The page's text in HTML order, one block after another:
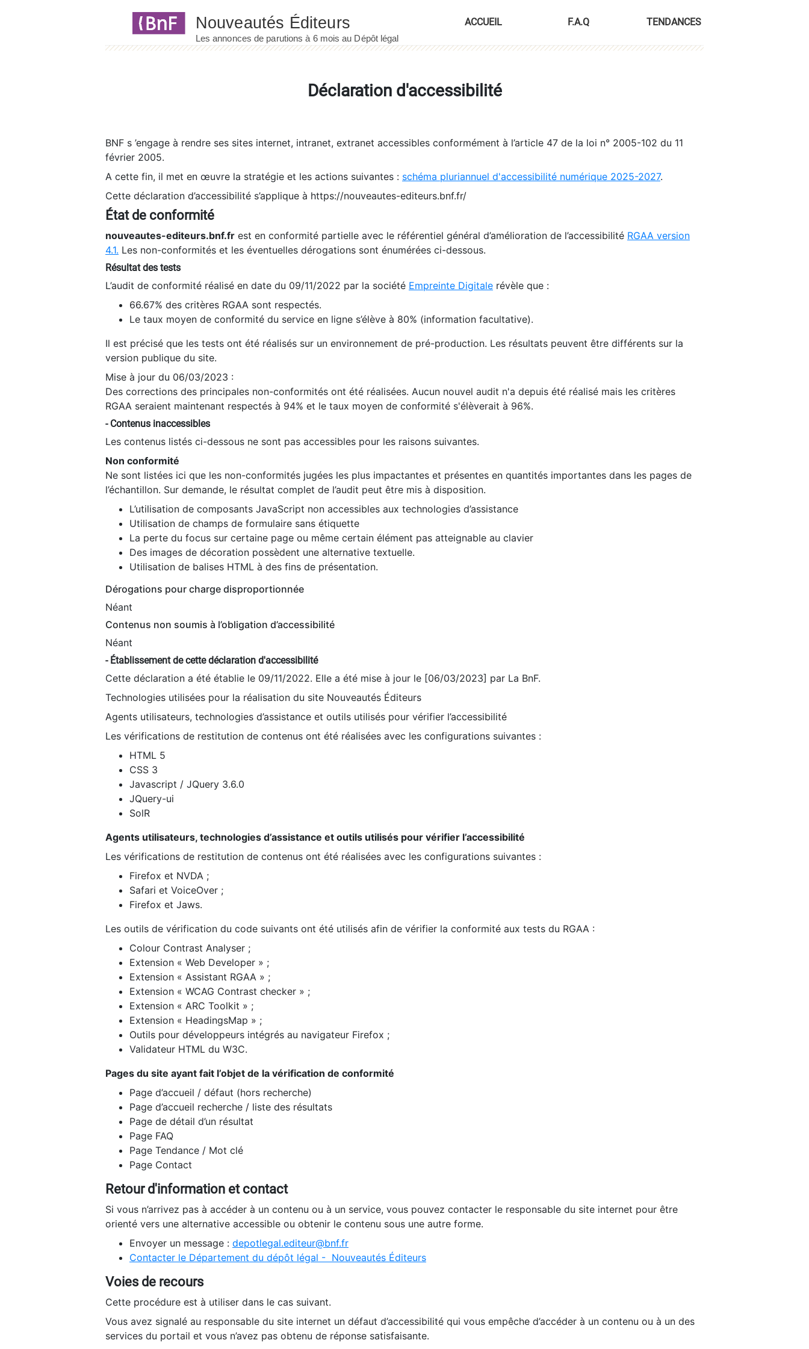
ACCUEIL F.A.Q TENDANCES
Déclaration d'accessibilité
BNF s ’engage à rendre ses sites internet, intranet, extranet accessibles conformément à l’article 47 de la loi n° 2005-102 du 11
février 2005.
A cette fin, il met en œuvre la stratégie et les actions suivantes : schéma pluriannuel d'accessibilité numérique 2025-2027.
Cette déclaration d’accessibilité s’applique à https://nouveautes-editeurs.bnf.fr/
État de conformité
nouveautes-editeurs.bnf.fr est en conformité partielle avec le référentiel général d’amélioration de l’accessibilité RGAA version
4.1. Les non-conformités et les éventuelles dérogations sont énumérées ci-dessous.
Résultat des tests
L’audit de conformité réalisé en date du 09/11/2022 par la société Empreinte Digitale révèle que :
66.67% des critères RGAA sont respectés.
Le taux moyen de conformité du service en ligne s’élève à 80% (information facultative).
Il est précisé que les tests ont été réalisés sur un environnement de pré-production. Les résultats peuvent être différents sur la
version publique du site.
Mise à jour du 06/03/2023 :
Des corrections des principales non-conformités ont été réalisées. Aucun nouvel audit n'a depuis été réalisé mais les critères
RGAA seraient maintenant respectés à 94% et le taux moyen de conformité s'élèverait à 96%.
- Contenus inaccessibles
Les contenus listés ci-dessous ne sont pas accessibles pour les raisons suivantes.
Non conformité
Ne sont listées ici que les non-conformités jugées les plus impactantes et présentes en quantités importantes dans les pages de
l’échantillon. Sur demande, le résultat complet de l’audit peut être mis à disposition.
L’utilisation de composants JavaScript non accessibles aux technologies d’assistance
Utilisation de champs de formulaire sans étiquette
La perte du focus sur certaine page ou même certain élément pas atteignable au clavier
Des images de décoration possèdent une alternative textuelle.
Utilisation de balises HTML à des fins de présentation.
Dérogations pour charge disproportionnée
Néant
Contenus non soumis à l’obligation d’accessibilité
Néant
- Établissement de cette déclaration d'accessibilité
Cette déclaration a été établie le 09/11/2022. Elle a été mise à jour le [06/03/2023] par La BnF.
Technologies utilisées pour la réalisation du site Nouveautés Éditeurs
Agents utilisateurs, technologies d’assistance et outils utilisés pour vérifier l’accessibilité
Les vérifications de restitution de contenus ont été réalisées avec les configurations suivantes :
HTML 5
CSS 3
Javascript / JQuery 3.6.0
JQuery-ui
SolR
Agents utilisateurs, technologies d’assistance et outils utilisés pour vérifier l’accessibilité
Les vérifications de restitution de contenus ont été réalisées avec les configurations suivantes :
Firefox et NVDA ;
Safari et VoiceOver ;
Firefox et Jaws.
Les outils de vérification du code suivants ont été utilisés afin de vérifier la conformité aux tests du RGAA :
Colour Contrast Analyser ;
Extension « Web Developer » ;
Extension « Assistant RGAA » ;
Extension « WCAG Contrast checker » ;
Extension « ARC Toolkit » ;
Extension « HeadingsMap » ;
Outils pour développeurs intégrés au navigateur Firefox ;
Validateur HTML du W3C.
Pages du site ayant fait l’objet de la vérification de conformité
Page d’accueil / défaut (hors recherche)
Page d’accueil recherche / liste des résultats
Page de détail d’un résultat
Page FAQ
Page Tendance / Mot clé
Page Contact
Retour d'information et contact
Si vous n’arrivez pas à accéder à un contenu ou à un service, vous pouvez contacter le responsable du site internet pour être
orienté vers une alternative accessible ou obtenir le contenu sous une autre forme.
Envoyer un message : depotlegal.editeur@bnf.fr
Contacter le Département du dépôt légal - Nouveautés Éditeurs
Voies de recours
Cette procédure est à utiliser dans le cas suivant.
Vous avez signalé au responsable du site internet un défaut d’accessibilité qui vous empêche d’accéder à un contenu ou à un des
services du portail et vous n’avez pas obtenu de réponse satisfaisante.